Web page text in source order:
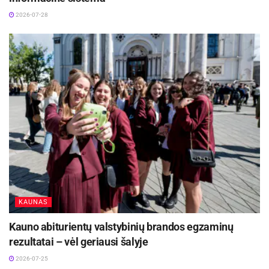
jaunajai kartai įgyti būtinų technologinių įgūdžių
ir sustiprins Lietuvos konkurencingumą ateities
darbo rinkoje.
„Ši programa – unikali galimybė Lietuvos
moksleiviams prisijaukinti dirbtinį intelektą, kuris
jau šiandien tampa nepamainomu įrankiu tiek
darbe, tiek sprendžiant įvairias problemas.
Lietuva siekia ugdyti talentus, pasiruošusius
ateities iššūkiams“, – teigia ministras.
„Labai džiugu, kad mokyklas pasieks ši inovatyvi
ir pažangi pasaulinė programa. Labai sveikiname
iniciatyvą programą „Experience AI (Pažink DI
2026-07-28
KAUNAS
Kauno abiturientų valstybinių brandos egzaminų
rezultatai – vėl geriausi šalyje
2026-07-25